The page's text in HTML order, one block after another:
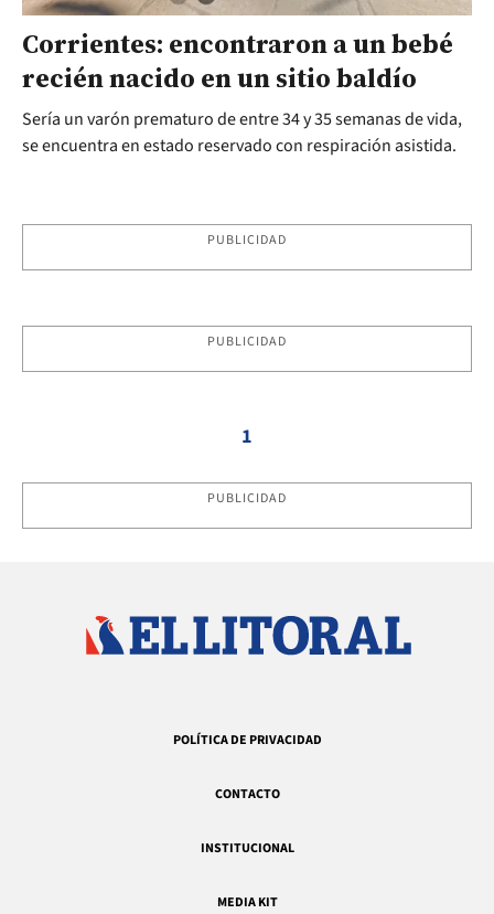
Corrientes: encontraron a un bebé
recién nacido en un sitio baldío
Sería un varón prematuro de entre 34 y 35 semanas de vida,
se encuentra en estado reservado con respiración asistida.
PUBLICIDAD
PUBLICIDAD
1
PUBLICIDAD
POLÍTICA DE PRIVACIDAD
CONTACTO
INSTITUCIONAL
MEDIA KIT